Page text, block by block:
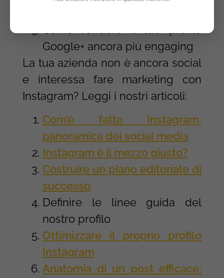
Google+ ancora più engaging
La tua azienda non è ancora social
e interessa fare marketing con
Instagram? Leggi i nostri articoli:
Com’è fatto Instagram,
panoramica del social media
Instagram è il mezzo giusto?
Costruire un piano editoriale di
successo
Definire le linee guida del
nostro profilo
Ottimizzare il proprio profilo
Instagram
Anatomia di un post efficace: